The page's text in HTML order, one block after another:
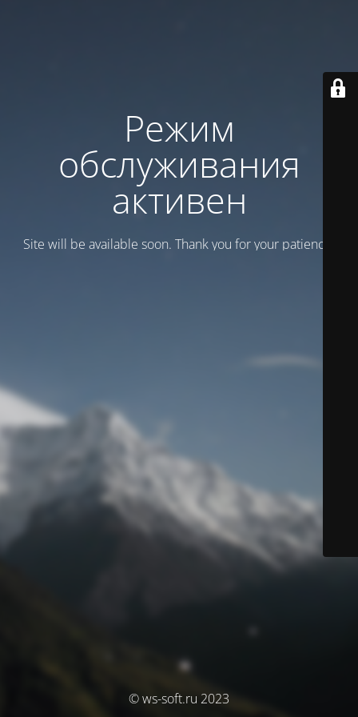
Режим
обслуживания
активен
Site will be available soon. Thank you for your patience!
© ws-soft.ru 2023